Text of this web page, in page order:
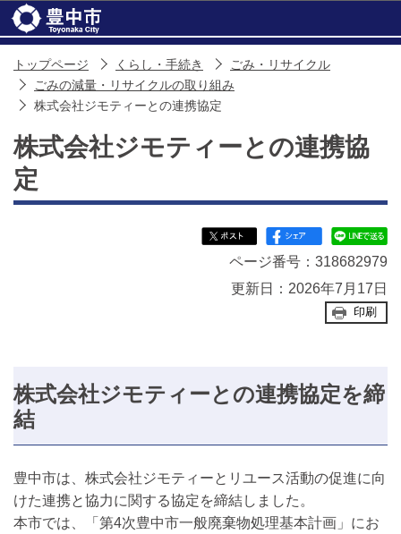
トップページ くらし・手続き
ごみ・リサイクル
ごみの減量・リサイクルの取り組み
株式会社ジモティーとの連携協定
株式会社ジモティーとの連携協
定
ページ番号：318682979
更新日：2026年7月17日
印刷
株式会社ジモティーとの連携協定を締
結
豊中市は、株式会社ジモティーとリユース活動の促進に向
けた連携と協力に関する協定を締結しました。
本市では、「第4次豊中市一般廃棄物処理基本計画」にお